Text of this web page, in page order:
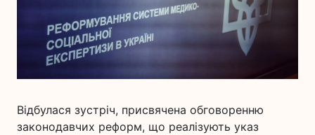
Відбулася зустріч, присвячена обговоренню
законодавчих реформ, що реалізують указ